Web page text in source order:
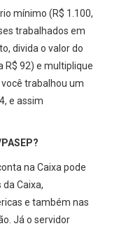
mínimo (R$ 1.100,
trabalhados em
divida o valor do
R$ 92) e multiplique
trabalhou um
e assim
na Caixa pode
Caixa,
e também nas
Já o servidor